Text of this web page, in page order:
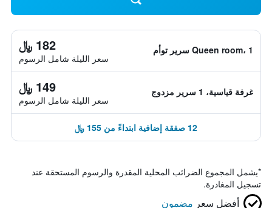
Queen room، 1 سرير توأم 182 ﷼
سعر الليلة شامل الرسوم
غرفة قياسية، 1 سرير مزدوج 149 ﷼
سعر الليلة شامل الرسوم
12 صفقة إضافية ابتداءً من 155 ﷼
*يشمل المجموع الضرائب المحلية المقدرة والرسوم المستحقة عند
تسجيل المغادرة.
أفضل سعر مضمون